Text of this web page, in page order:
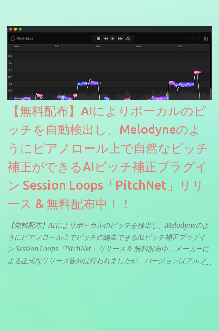
【無料配布】AIによりボーカルのピ
ッチを自動検出し、Melodyneのよ
うにピアノロール上で自然なピッチ
補正ができるAIピッチ補正プラグイ
ン Session Loops「PitchNet」リリ
ース & 無料配布中！！
【無料配布】AIによりボーカルのピッチを検出し、Melodyneのよ
うにピアノロール上でピッチの編集できるAIピッチ補正プラグイ
ン Session Loops「PitchNet」リリース & 無料配布中。メーカーに
よる正式なリリース告知は行われましたが、バージョンはアルフ